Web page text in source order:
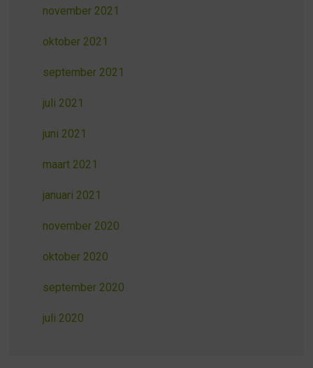
november 2021
oktober 2021
september 2021
juli 2021
juni 2021
maart 2021
januari 2021
november 2020
oktober 2020
september 2020
juli 2020